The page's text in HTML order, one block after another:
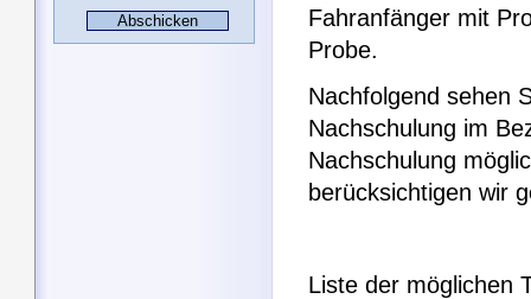
Fahranfänger mit
Probe.
Nachfolgend sehen
Nachschulung im
Nachschulung
berücksichtigen wir
Liste der möglichen